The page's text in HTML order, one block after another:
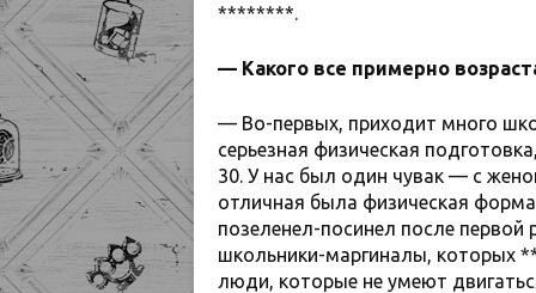
********.
— Какого все примерно
— Во-первых, приходит много
серьезная физическая
30. У нас был один чувак — с
отличная была физическая
позеленел-посинел после первой
школьники-маргиналы, которых
люди, которые не умеют